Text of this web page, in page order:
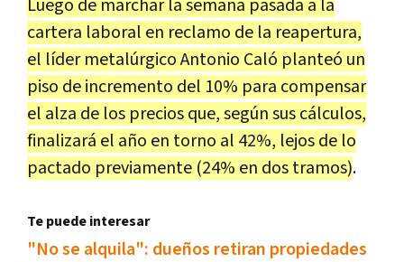
Luego de marchar la semana pasada a la
cartera laboral en reclamo de la reapertura,
el líder metalúrgico Antonio Caló planteó un
piso de incremento del 10% para compensar
el alza de los precios que, según sus cálculos,
finalizará el año en torno al 42%, lejos de lo
pactado previamente (24% en dos tramos).
Te puede interesar
"No se alquila": dueños retiran propiedades